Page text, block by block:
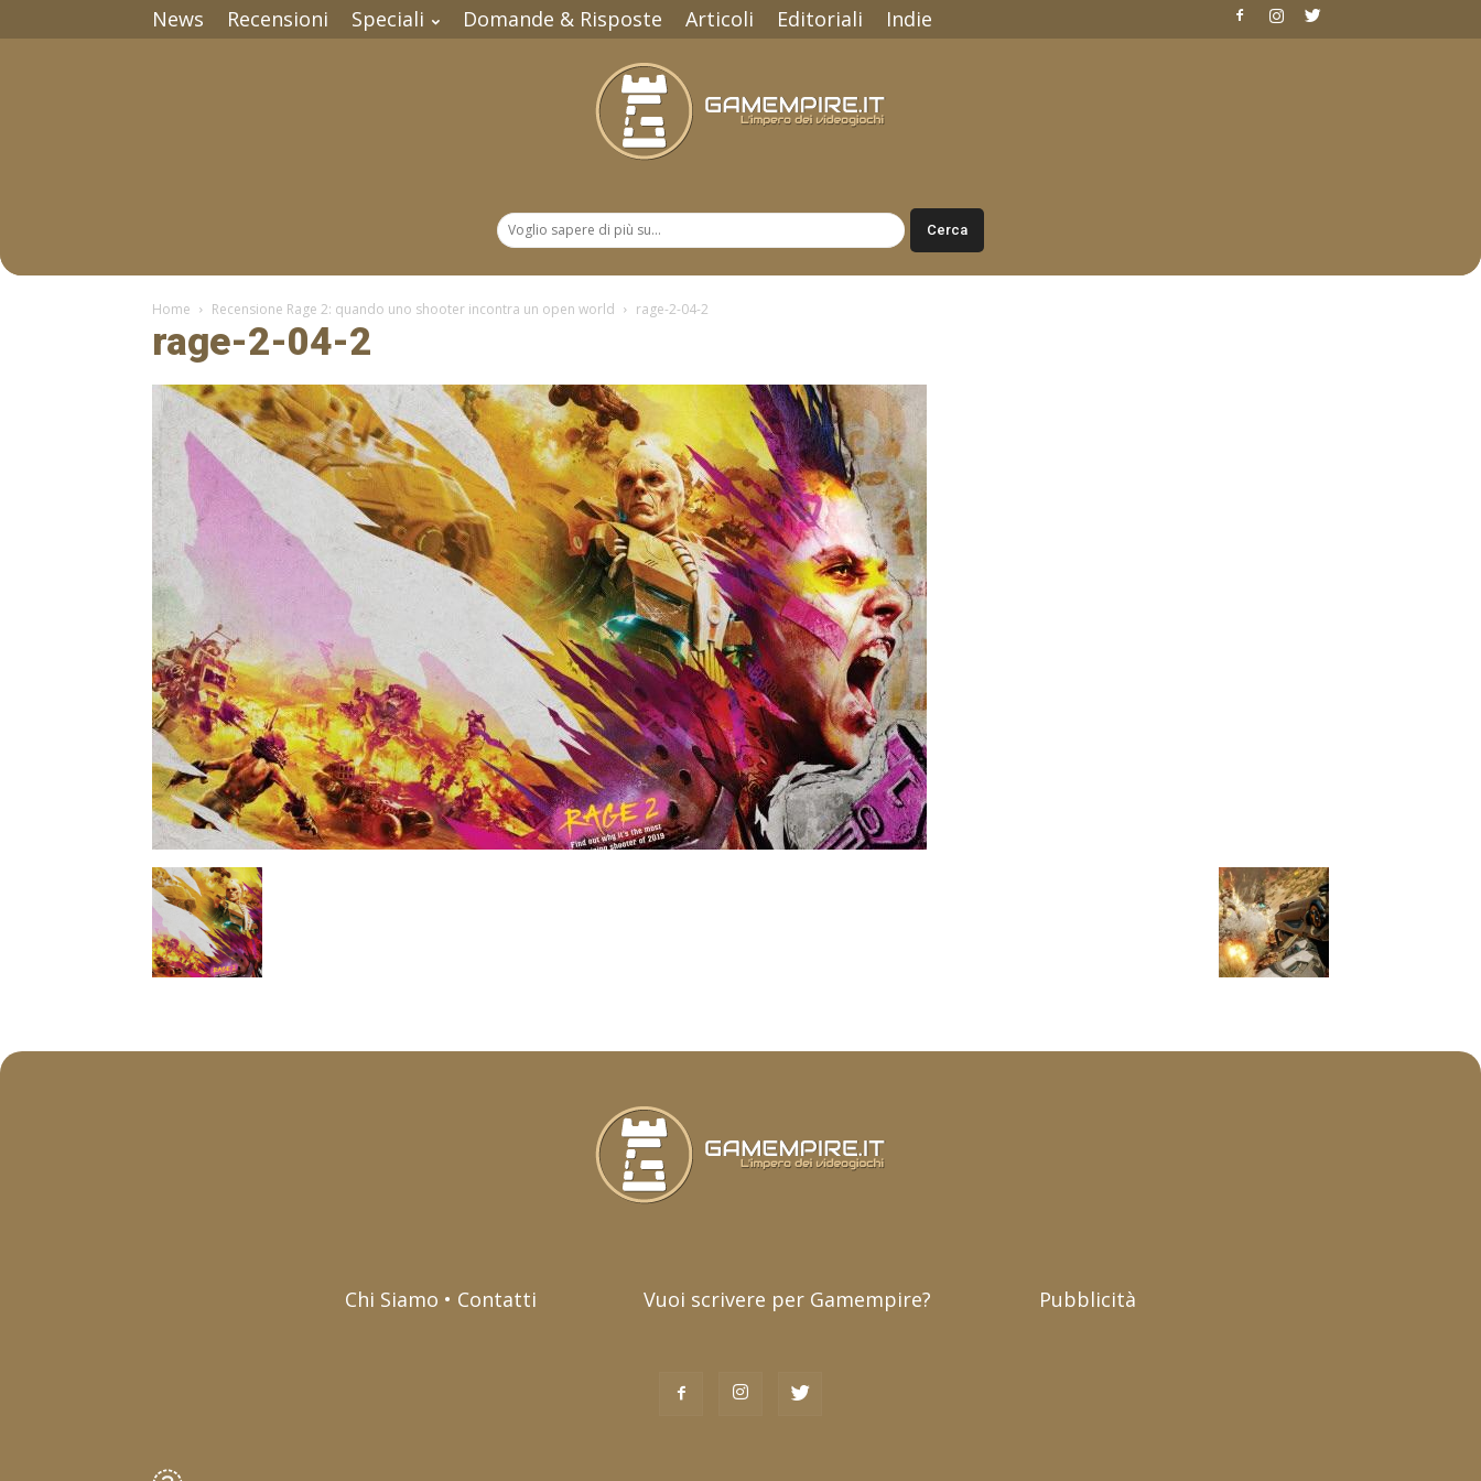
News Recensioni Speciali Domande & Risposte Articoli Editoriali Indie
Home Recensione Rage 2: quando uno shooter incontra un open world rage-2-04-2
rage-2-04-2
Chi Siamo • Contatti Vuoi scrivere per Gamempire? Pubblicità